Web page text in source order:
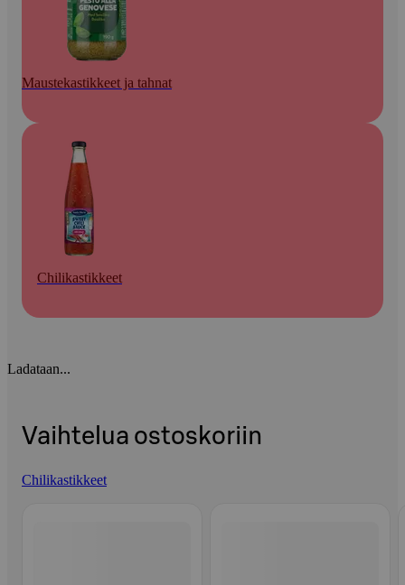
Maustekastikkeet ja tahnat
Chilikastikkeet
Ladataan...
Vaihtelua ostoskoriin
Chilikastikkeet